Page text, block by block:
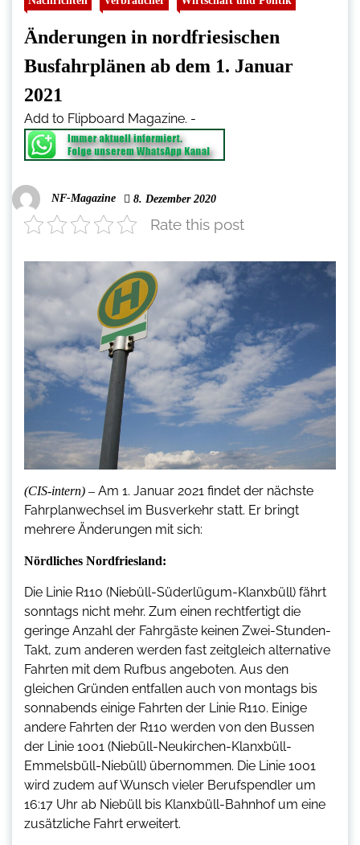
Änderungen in nordfriesischen
Busfahrplänen ab dem 1. Januar
2021
Add to Flipboard Magazine. -
NF-Magazine 8. Dezember 2020
Rate this post
(CIS-intern) – Am 1. Januar 2021 findet der nächste
Fahrplanwechsel im Busverkehr statt. Er bringt
mehrere Änderungen mit sich:
Nördliches Nordfriesland:
Die Linie R110 (Niebüll-Süderlügum-Klanxbüll) fährt
sonntags nicht mehr. Zum einen rechtfertigt die
geringe Anzahl der Fahrgäste keinen Zwei-Stunden-
Takt, zum anderen werden fast zeitgleich alternative
Fahrten mit dem Rufbus angeboten. Aus den
gleichen Gründen entfallen auch von montags bis
sonnabends einige Fahrten der Linie R110. Einige
andere Fahrten der R110 werden von den Bussen
der Linie 1001 (Niebüll-Neukirchen-Klanxbüll-
Emmelsbüll-Niebüll) übernommen. Die Linie 1001
wird zudem auf Wunsch vieler Berufspendler um
16:17 Uhr ab Niebüll bis Klanxbüll-Bahnhof um eine
zusätzliche Fahrt erweitert.